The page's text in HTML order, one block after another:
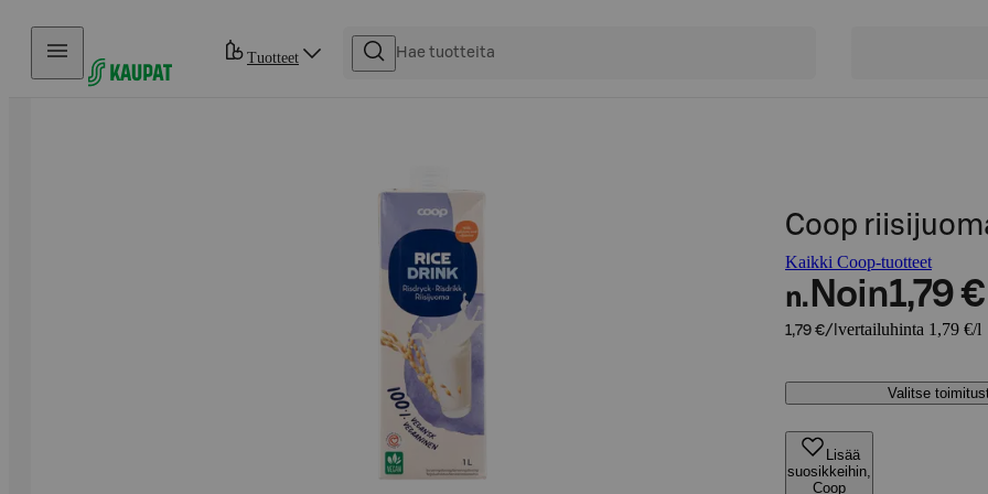
Hyppää sisältöön
Tuotteet
Coop riisijuoma
Kaikki Coop-tuotteet
n. Noin1,79 €
1,79 €/l vertailuhinta 1,79 €/l
Valitse
Lisää
suosikkeihin,
Coop